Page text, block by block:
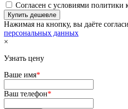
Согласен с условиями политики
Нажимая на кнопку, вы даёте
персональных данных
×
Узнать цену
Ваше имя*
Ваш телефон*